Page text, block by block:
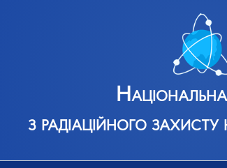
Національна
з радіаційного